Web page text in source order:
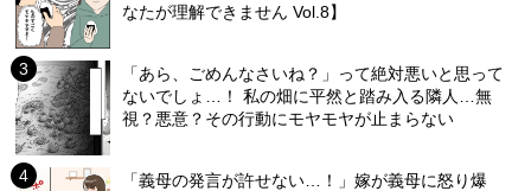
なたが理解できません Vol.8】
「あら、ごめんなさいね？」って絶対悪いと思って
ないでしょ…！ 私の畑に平然と踏み入る隣人…無
視？悪意？その行動にモヤモヤが止まらない
「義母の発言が許せない…！」嫁が義母に怒り爆